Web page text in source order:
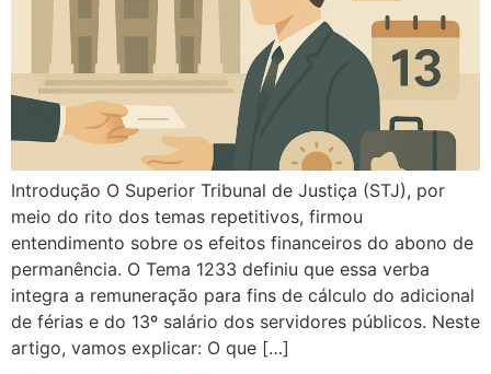
Introdução O Superior Tribunal de Justiça (STJ), por
meio do rito dos temas repetitivos, firmou
entendimento sobre os efeitos financeiros do abono de
permanência. O Tema 1233 definiu que essa verba
integra a remuneração para fins de cálculo do adicional
de férias e do 13º salário dos servidores públicos. Neste
artigo, vamos explicar: O que […]